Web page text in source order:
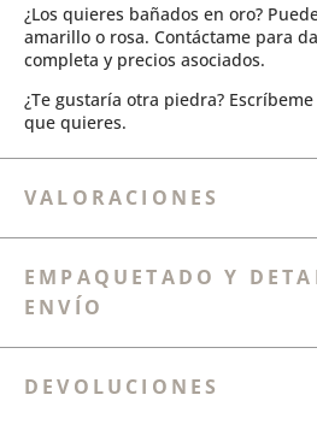
¿Los quieres bañados en oro?
amarillo o rosa. Contáctame para
completa y precios asociados.
¿Te gustaría otra piedra?
que quieres.
VALORACIONES
EMPAQUETADO Y
ENVÍO
DEVOLUCIONES